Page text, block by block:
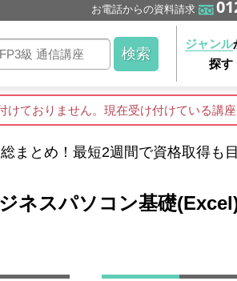
お電話からの資料請求
ジャンル
探す
ておりません。現在受け付けている講
まとめ！最短2週間で資格取得も
ネスパソコン基礎